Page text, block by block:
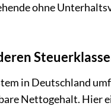
ohne
in Deutschland
Nettogehalt. Hier